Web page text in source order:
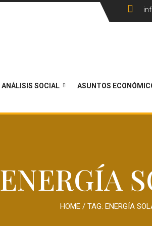
ANÁLISIS SOCIAL ASUNTOS
ENERGÍA
HOME / TAG: ENERGÍA